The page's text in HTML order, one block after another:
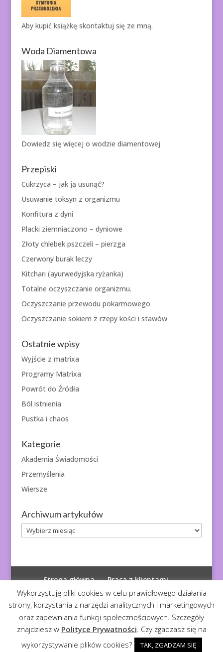
Aby kupić książkę skontaktuj się ze mną.
Woda Diamentowa
Dowiedz się więcej o wodzie diamentowej
Przepiski
Cukrzyca – jak ją usunąć?
Usuwanie toksyn z organizmu
Konfitura z dyni
Placki ziemniaczono – dyniowe
Złoty chlebek pszczeli – pierzga
Czerwony burak leczy
Kitchari (ayurwedyjska ryżanka)
Totalne oczyszczanie organizmu.
Oczyszczanie przewodu pokarmowego
Oczyszczanie sokiem z rzepy kości i stawów
Ostatnie wpisy
Wyjście z matrixa
Programy Matrixa
Powrót do Źródła
Ból istnienia
Pustka i chaos
Kategorie
Akademia Świadomości
Przemyślenia
Wiersze
Archiwum artykułów
Archiwum
artykułów
Strona główna
Praca z klientami
Polityka prywatności
© 2026 Diagnoza Duszy| Kopiowanie zabronione
Realizacja:Serwis4U - Narzędzia dla eMarketera
Wykorzystuję pliki cookies w celu prawidłowego działania
strony, korzystania z narzędzi analitycznych i marketingowych
oraz zapewniania funkcji społecznościowych. Szczegóły
znajdziesz w Polityce Prywatności. Czy zgadzasz się na
wykorzystywanie plików cookies?
TAK, ZGADZAM SIĘ